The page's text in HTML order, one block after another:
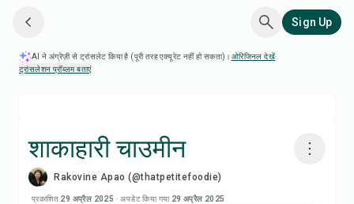
Sign Up
AI ने अंग्रेज़ी से ट्रांसलेट किया है (पूरी तरह एक्यूरेट नहीं हो सकता)। ओरिजिनल देखें·
ट्रांसलेशन प्रॉब्लम बताएं
शाकाहारी चाउमीन
Rakovine Apao (@thatpetitefoodie)
प्रकाशित 29 अप्रैल 2025 ·अपडेट किया गया 29 अप्रैल 2025